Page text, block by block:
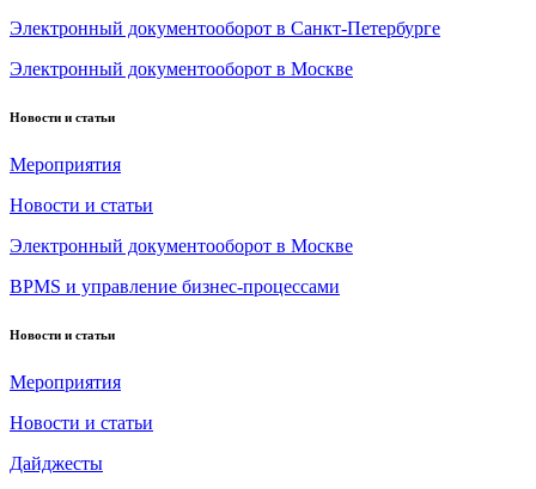
Электронный документооборот в Санкт-Петербурге
Электронный документооборот в Москве
Новости и статьи
Мероприятия
Новости и статьи
Электронный документооборот в Москве
BPMS и управление бизнес-процессами
Новости и статьи
Мероприятия
Новости и статьи
Дайджесты